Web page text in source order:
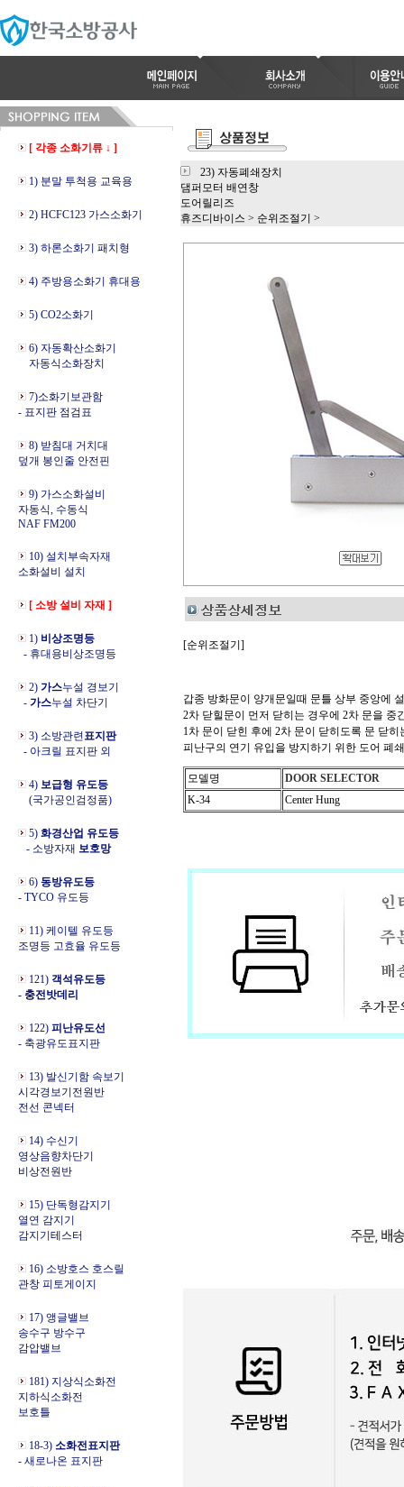
[ 각종 소화기류 ↓ ]
1) 분말 투척용 교육용
2) HCFC123 가스소화기
3) 하론소화기 패치형
4) 주방용소화기 휴대용
5) CO2소화기
6) 자동확산소화기
자동식소화장치
7)소화기보관함
- 표지판 점검표
8) 받침대 거치대
덮개 봉인줄 안전핀
9) 가스소화설비
자동식, 수동식
NAF FM200
10) 설치부속자재
소화설비 설치
[ 소방 설비 자재 ]
1) 비상조명등
- 휴대용비상조명등
2) 가스누설 경보기
- 가스누설 차단기
3) 소방관련 표지판
- 아크릴 표지판 외
4) 보급형 유도등
(국가공인검정품)
5) 화경산업 유도등
- 소방자재 보호망
6) 동방유도등
- TYCO 유도등
11) 케이텔 유도등
조명등 고효율 유도등
121) 객석유도등
- 충전밧데리
122) 피난유도선
- 축광유도표지판
13) 발신기함 속보기
시각경보기전원반
전선 콘넥터
14) 수신기
영상음향차단기
비상전원반
15) 단독형감지기
열연 감지기
감지기테스터
16) 소방호스 호스릴
관창 피토게이지
17) 앵글밸브
송수구 방수구
감압밸브
181) 지상식소화전
지하식소화전
보호틀
18-3) 소화전표지판
- 새로나온 표지판
23) 자동폐쇄장치
댐퍼모터 배연창
도어릴리즈
휴즈디바이스 > 순위조절기 >
[순위조절기]
갑종 방화문이 양개문일때 문틀 상부 중앙에
2차 닫힐문이 먼저 닫히는 경우에 2차 문을 중
1차 문이 닫힌 후에 2차 문이 닫히도록 문 닫
피난구의 연기 유입을 방지하기 위한 도어 폐
모델명
DOOR SELECTOR
K-34
Center Hung